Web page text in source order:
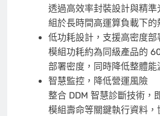
透過高效率封裝設計與精
組於長時間高運算負載下的
低功耗設計，支援高密度部
模組功耗約為同級產品的
部署密度，同時降低整體能
智慧監控，降低營運風險
整合 DDM 智慧診斷技術，
模組壽命等關鍵執行資料